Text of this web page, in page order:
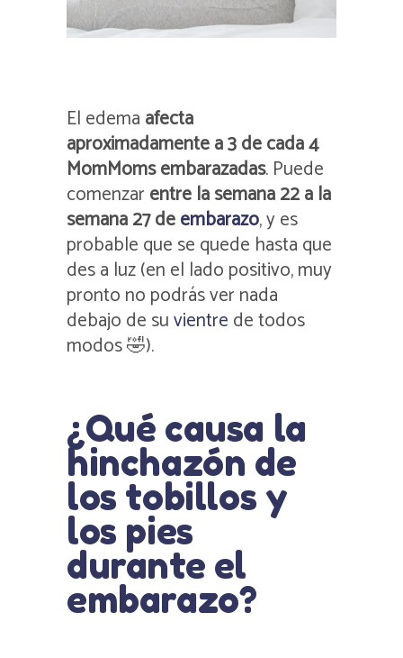
El edema afecta
aproximadamente a 3 de cada 4
MomMoms embarazadas. Puede
comenzar entre la semana 22 a la
semana 27 deembarazo, y es
probable que se quede hasta que
des a luz (en el lado positivo, muy
pronto no podrás ver nada
debajo de suvientre de todos
modos 🤣).
¿Qué causa la
hinchazón de
los tobillos y
los pies
durante el
embarazo?